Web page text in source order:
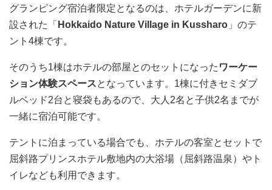
グランピング宿泊者限定となるのは、ホテルガーデンに新
設された「 Hokkaido Nature Village in Kussharo 」のテ
ント4棟です。
そのうち1棟はホテルの部屋とのセットになった ワーケー
ション体験スペースとなっています。1棟に付きセミダブ
ルベッド2台と寝袋もあるので、大人2名と子供2名までが
一緒に宿泊可能です。
テントに泊まっている場合でも、ホテルの客室とセットで
屈斜路プリンスホテル敷地内の大浴場（屈斜路温泉）やト
イレなども利用できます。